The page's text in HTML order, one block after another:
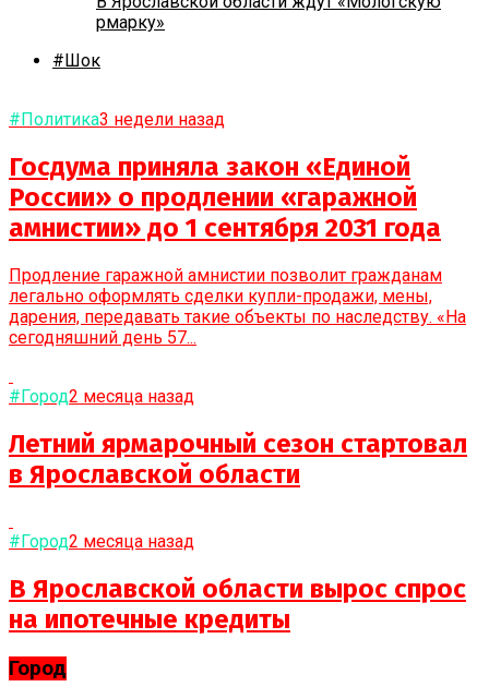
рмарку»
#Шок
#Политика3 недели назад
Госдума приняла закон «Единой
России» о продлении «гаражной
амнистии» до 1 сентября 2031 года
Продление гаражной амнистии позволит гражданам
легально оформлять сделки купли-продажи, мены,
дарения, передавать такие объекты по наследству. «На
сегодняшний день 57...
#Город2 месяца назад
Летний ярмарочный сезон стартовал
в Ярославской области
#Город2 месяца назад
В Ярославской области вырос спрос
на ипотечные кредиты
Город